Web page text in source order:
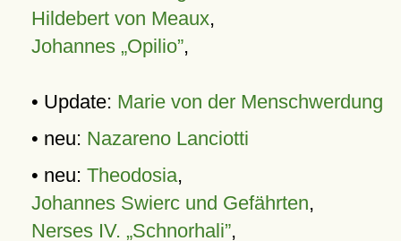
Hildebert von Meaux,
Johannes „Opilio”,
• Update: Marie von der Menschwerdung
• neu: Nazareno Lanciotti
• neu: Theodosia,
Johannes Swierc und Gefährten,
Nerses IV. „Schnorhali”,